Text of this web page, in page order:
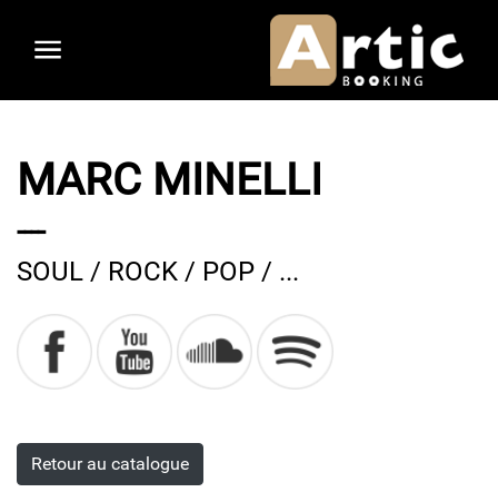
principal
MARC MINELLI
----
SOUL / ROCK / POP / ...
Retour au catalogue